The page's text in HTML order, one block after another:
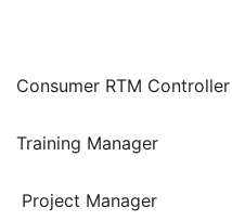
Consumer RTM Controller
Training Manager
Project Manager